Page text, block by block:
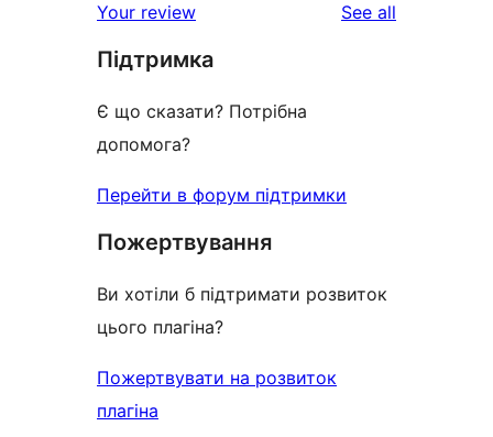
Your review See all
Підтримка
Є що сказати? Потрібна
допомога?
Перейти в форум підтримки
Пожертвування
Ви хотіли б підтримати розвиток
цього плагіна?
Пожертвувати на розвиток
плагіна